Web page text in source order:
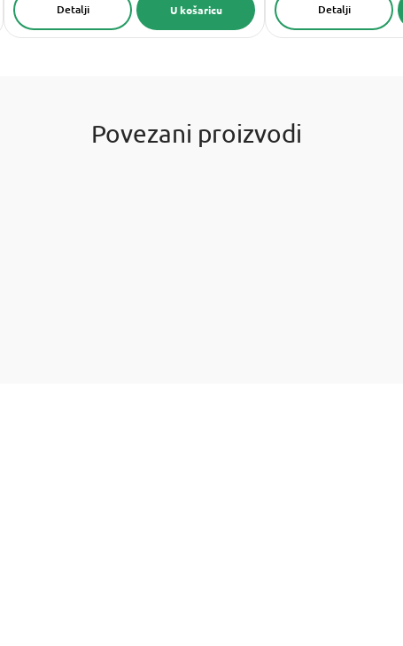
U košaricu
Detalji Detalji
Povezani proizvodi